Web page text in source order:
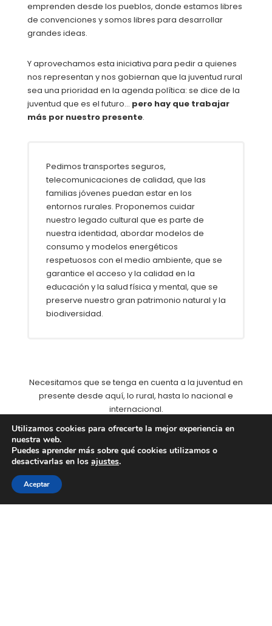
emprenden desde los pueblos, donde estamos libres
de convenciones y somos libres para desarrollar
grandes ideas.
Y aprovechamos esta iniciativa para pedir a quienes
nos representan y nos gobiernan que la juventud rural
sea una prioridad en la agenda política: se dice de la
juventud que es el futuro… pero hay que trabajar
más por nuestro presente.
Pedimos transportes seguros,
telecomunicaciones de calidad, que las
familias jóvenes puedan estar en los
entornos rurales. Proponemos cuidar
nuestro legado cultural que es parte de
nuestra identidad, abordar modelos de
consumo y modelos energéticos
respetuosos con el medio ambiente, que se
garantice el acceso y la calidad en la
educación y la salud física y mental, que se
preserve nuestro gran patrimonio natural y la
biodiversidad.
Necesitamos que se tenga en cuenta a la juventud en
presente desde aquí, lo rural, hasta lo nacional e
internacional.
“La juventud en el medio rural tiene el
potencial suficiente para convertirse
en el elemento dinamizador del
desarrollo económico y social clave
para luchar contra la despoblación”.
Utilizamos cookies para ofrecerte la mejor experiencia en
nuestra web.
Puedes aprender más sobre qué cookies utilizamos o
desactivarlas en los ajustes.
Aceptar